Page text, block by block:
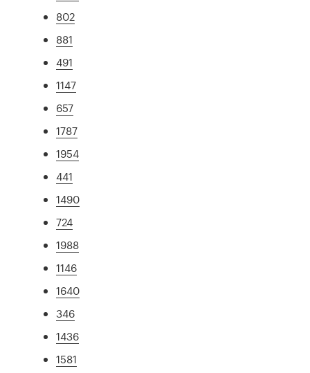
802
881
491
1147
657
1787
1954
441
1490
724
1988
1146
1640
346
1436
1581